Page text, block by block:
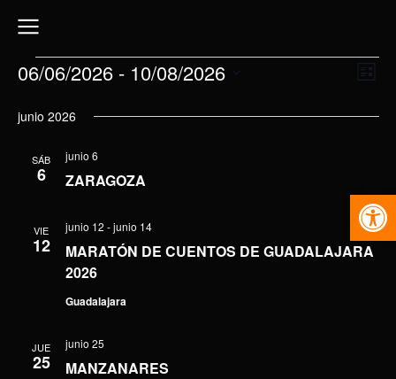
de
Lista
06/06/2026 - 10/08/2026
la
junio 2026
SÁB
6 ZARAGOZA
junio 6
VIE
12
MARATÓN DE CUENTOS DE GUADALAJARA
2026
junio 12 -junio 14
Guadalajara
JUE
25 MANZANARES
junio 25